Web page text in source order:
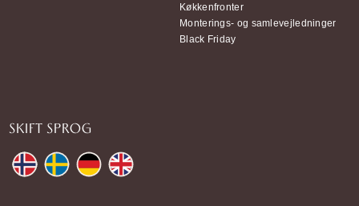
Køkkenfronter
Monterings- og samlevejledninger
Black Friday
SKIFT SPROG